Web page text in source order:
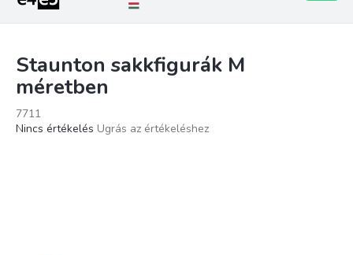
Staunton sakkfigurák M
méretben
7711
A
Nincs értékelés Ugrás az értékeléshez